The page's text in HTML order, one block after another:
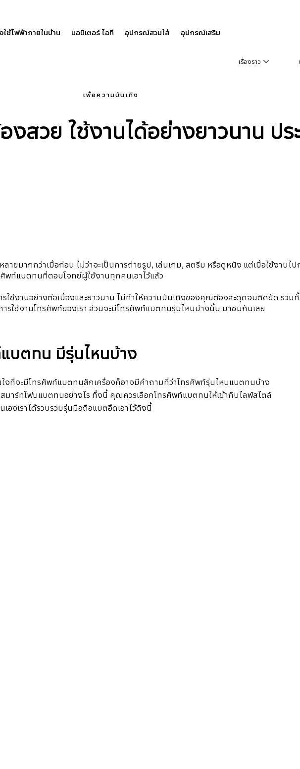
ใช้ไฟฟ้าภายในบ้าน มอนิเตอร์ ไอที อุปกรณ์สวมใส่ อุปกรณ์เสริม
เรื่องราว
เพื่อความบันเทิง
สวย ใช้งานได้อย่างยาวนาน ปร
ายมากกว่าเมื่อก่อน ไม่ว่าจะเป็นการถ่ายรูป, เล่นเกม, สตรีม หรือดูหนัง แต่เมื่อใช้งานไ
พท์แบตทนที่ตอบโจทย์ผู้ใช้งานทุกคนเอาไว้แล้ว
ใช้งานอย่างต่อเนื่องและยาวนาน ไม่ทำให้ความบันเทิงของคุณต้องสะดุดจนติดขัด รวม
ใช้งานโทรศัพท์ของเรา ส่วนจะมีโทรศัพท์แบตทนรุ่นไหนบ้างนั้น มาชมกันเลย
บตทน มีรุ่นไหนบ้าง
ที่จะมีโทรศัพท์แบตทนสักเครื่องก็อาจมีคำถามที่ว่าโทรศัพท์รุ่นไหนแบตทนบ้าง
สมาร์ทโฟนแบตทนอย่างไร ทั้งนี้ คุณควรเลือกโทรศัพท์แบตทนให้เข้ากับไลฟ์สไตล์
องเราได้รวบรวมรุ่นมือถือแบตอึดเอาไว้ดังนี้